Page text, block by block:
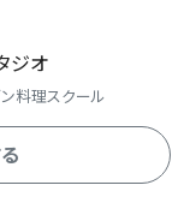
ジオ
料理スクール